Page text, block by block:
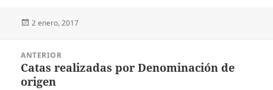
Publicado
2 enero, 2017
entradas
ANTERIOR
Entrada
anterior:
Catas realizadas por Denominación de
origen